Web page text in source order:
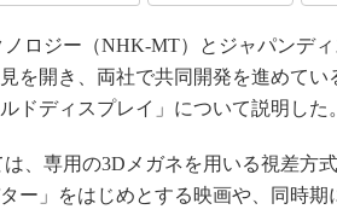
3D
デ
S＆
イ
イ
製
ロジー（NHK-MT）とジャパンディ
を開き、両社で共同開発を進めてい
ドディスプレイ」について説明した。
、専用の3Dメガネを用いる視差方
ー」をはじめとする映画や、同時期